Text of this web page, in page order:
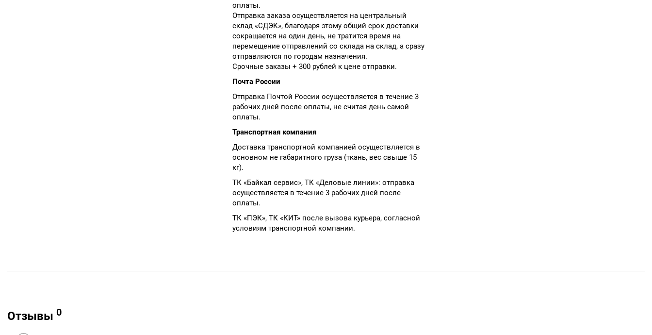
оплаты.
Отправка заказа осуществляется на центральный
склад «СДЭК», благодаря этому общий срок доставки
сокращается на один день, не тратится время на
перемещение отправлений со склада на склад, а сразу
отправляются по городам назначения.
Срочные заказы + 300 рублей к цене отправки.
Почта России
Отправка Почтой России осуществляется в течение 3
рабочих дней после оплаты, не считая день самой
оплаты.
Транспортная компания
Доставка транспортной компанией осуществляется в
основном не габаритного груза (ткань, вес свыше 15
кг).
ТК «Байкал сервис», ТК «Деловые линии»: отправка
осуществляется в течение 3 рабочих дней после
оплаты.
ТК «ПЭК», ТК «КИТ» после вызова курьера, согласной
условиям транспортной компании.
Отзывы 0